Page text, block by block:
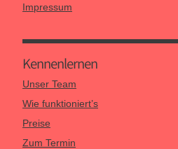
Impressum
Kennen­lernen
Unser Team
Wie funktioniert’s
Preise
Zum Termin